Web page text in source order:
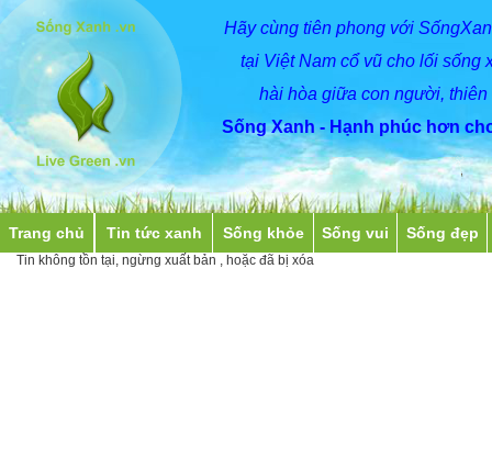
Hãycùng tiên phong với
tại Việt Nam cổ vũ cho lối sống
hài hòa giữa con người, thiên
Sống Xanh - Hạnh phúc hơn
Trang chủ Tin tức xanh Sống khỏe Sống vui Sống đẹp
Tin không tồn tại, ngừng xuất bản , hoặc đã bị xóa